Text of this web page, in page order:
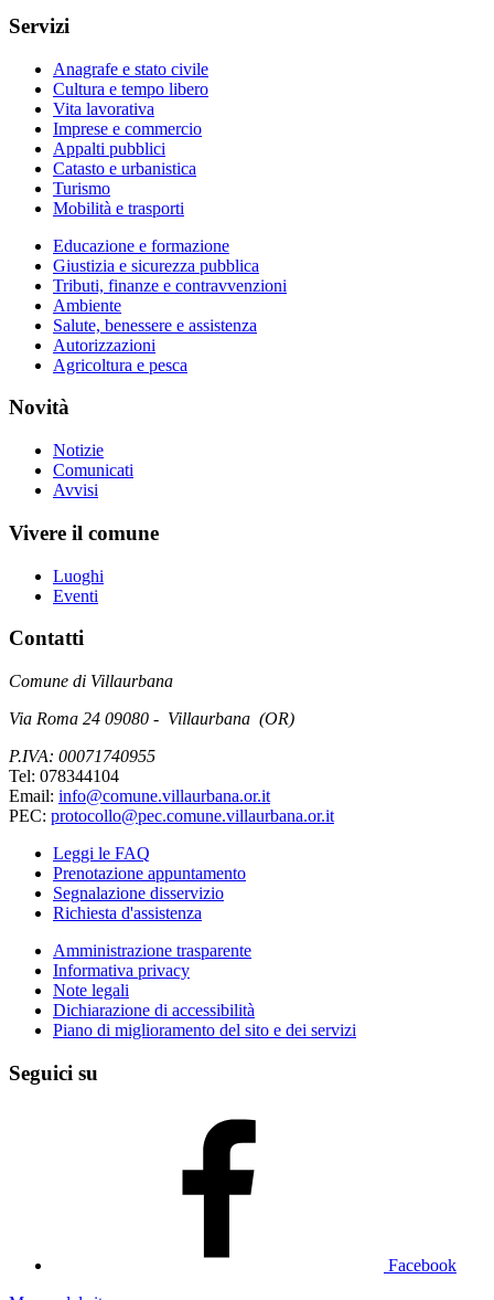
Servizi
Anagrafe e stato civile
Cultura e tempo libero
Vita lavorativa
Imprese e commercio
Appalti pubblici
Catasto e urbanistica
Turismo
Mobilità e trasporti
Educazione e formazione
Giustizia e sicurezza pubblica
Tributi, finanze e contravvenzioni
Ambiente
Salute, benessere e assistenza
Autorizzazioni
Agricoltura e pesca
Novità
Notizie
Comunicati
Avvisi
Vivere il comune
Luoghi
Eventi
Contatti
Comune di Villaurbana
Via Roma 24 09080 - Villaurbana (OR)
P.IVA: 00071740955
Tel: 078344104
Email: info@comune.villaurbana.or.it
PEC: protocollo@pec.comune.villaurbana.or.it
Leggi le FAQ
Prenotazione appuntamento
Segnalazione disservizio
Richiesta d'assistenza
Amministrazione trasparente
Informativa privacy
Note legali
Dichiarazione di accessibilità
Piano di miglioramento del sito e dei servizi
Seguici su
Facebook